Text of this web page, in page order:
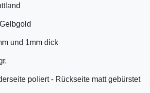
und 1mm dick
poliert - Rückseite matt gebürstet